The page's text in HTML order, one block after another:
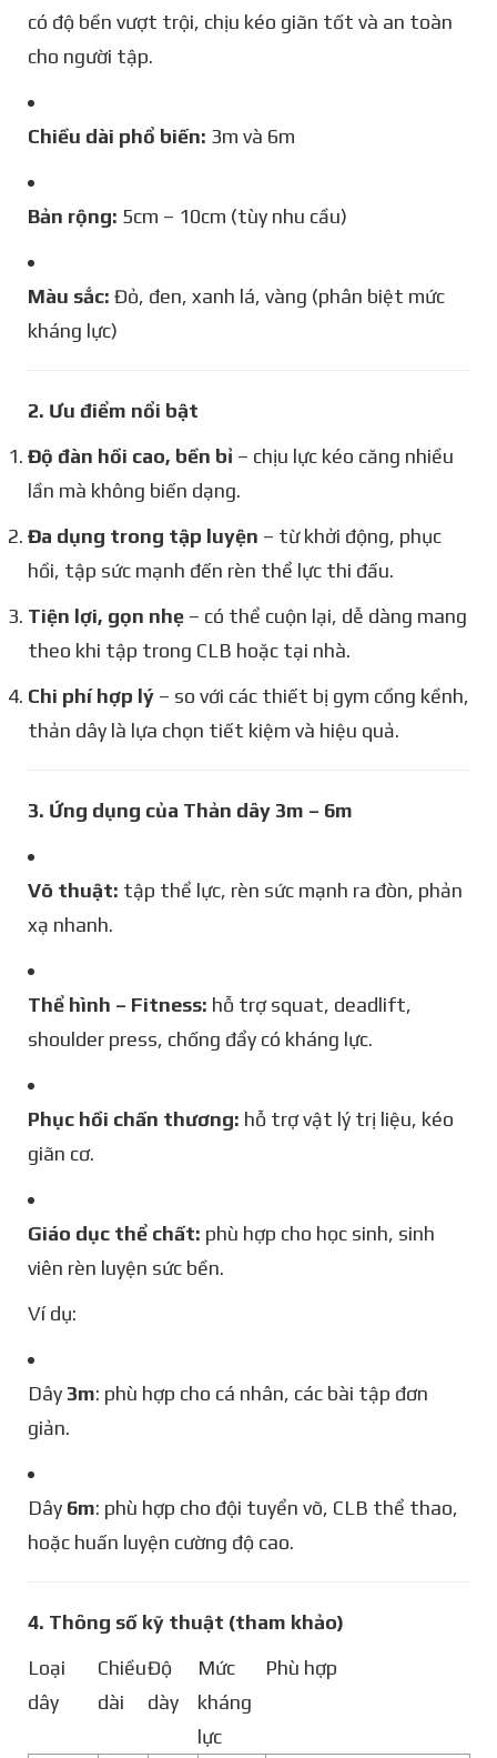
có độ bền vượt trội, chịu kéo giãn tốt và an toàn
cho người tập.
Chiều dài phổ biến: 3m và 6m
Bản rộng: 5cm – 10cm (tùy nhu cầu)
Màu sắc: Đỏ, đen, xanh lá, vàng (phân biệt mức
kháng lực)
2. Ưu điểm nổi bật
Độ đàn hồi cao, bền bỉ – chịu lực kéo căng nhiều
lần mà không biến dạng.
Đa dụng trong tập luyện – từ khởi động, phục
hồi, tập sức mạnh đến rèn thể lực thi đấu.
Tiện lợi, gọn nhẹ – có thể cuộn lại, dễ dàng mang
theo khi tập trong CLB hoặc tại nhà.
Chi phí hợp lý – so với các thiết bị gym cồng kềnh,
thản dây là lựa chọn tiết kiệm và hiệu quả.
3. Ứng dụng của Thản dây 3m – 6m
Võ thuật: tập thể lực, rèn sức mạnh ra đòn, phản
xạ nhanh.
Thể hình – Fitness: hỗ trợ squat, deadlift,
shoulder press, chống đẩy có kháng lực.
Phục hồi chấn thương: hỗ trợ vật lý trị liệu, kéo
giãn cơ.
Giáo dục thể chất: phù hợp cho học sinh, sinh
viên rèn luyện sức bền.
Ví dụ:
Dây 3m: phù hợp cho cá nhân, các bài tập đơn
giản.
Dây 6m: phù hợp cho đội tuyển võ, CLB thể thao,
hoặc huấn luyện cường độ cao.
4. Thông số kỹ thuật (tham khảo)
Loại
dây
Chiều
dài
Độ
dày
Mức
kháng
lực
Phù hợp